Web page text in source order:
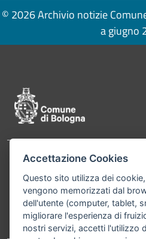
© 2026 Archivio notizie
a giugno
Contatti
Bologna P.Iva
02008 02435
Telefono:051203040
Accettazione Cookies
Questo sito utilizza dei
vengono memorizzati dal
dell'utente (computer, tablet,
migliorare l'esperienza di
nostri servizi, accetti l'utilizzo